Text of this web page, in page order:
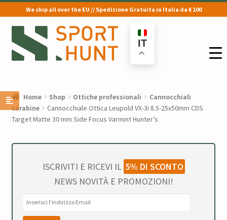
We ship all over the EU // Spedizione Gratuita in Italia da € 100
Vai
alla
navigazione
Vai
al
contenuto
IT
Home Shop Ottiche professionali
Cannocchiali
carabine
Cannocchiale Ottica Leupold VX-3i 8.5-25x50mm CDS
Target Matte 30 mm Side Focus Varmint Hunter’s
ISCRIVITI E RICEVI IL 5% DI SCONTO
NEWS NOVITÀ E PROMOZIONI!